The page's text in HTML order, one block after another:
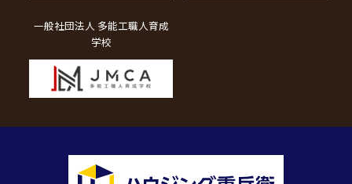
一般社団法人 多能工職人育成
学校